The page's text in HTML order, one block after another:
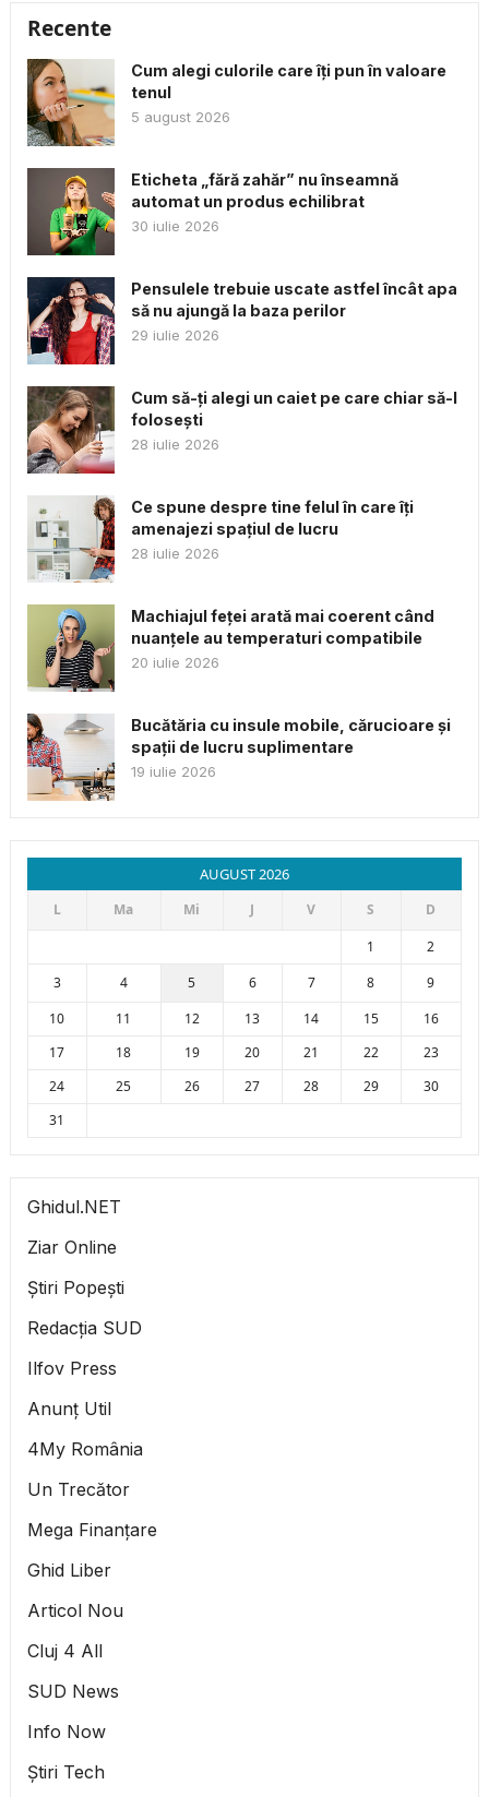
Recente
Cum alegi culorile care îți pun în valoare
tenul
5 august 2026
Eticheta „fără zahăr” nu înseamnă
automat un produs echilibrat
30 iulie 2026
Pensulele trebuie uscate astfel încât apa
să nu ajungă la baza perilor
29 iulie 2026
Cum să-ți alegi un caiet pe care chiar să-l
folosești
28 iulie 2026
Ce spune despre tine felul în care îți
amenajezi spațiul de lucru
28 iulie 2026
Machiajul feței arată mai coerent când
nuanțele au temperaturi compatibile
20 iulie 2026
Bucătăria cu insule mobile, cărucioare și
spații de lucru suplimentare
19 iulie 2026
AUGUST 2026
L Ma Mi J V S
D
1
2
3
4 5 6 7 8
9
10
11 12 13 14 15
16
17
18 19 20 21 22
23
24
25 26 27 28 29
30
31
Ghidul.NET
Ziar Online
Știri Popești
Redacția SUD
Ilfov Press
Anunț Util
4My România
Un Trecător
Mega Finanțare
Ghid Liber
Articol Nou
Cluj 4 All
SUD News
Info Now
Știri Tech